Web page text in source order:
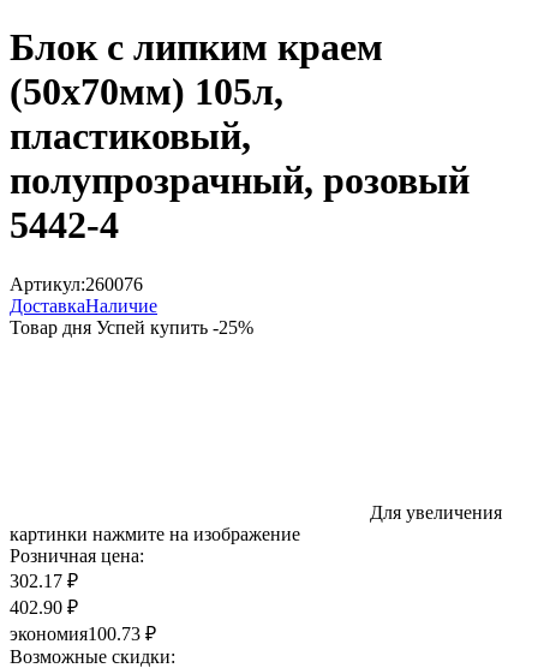
Блок с липким краем
(50х70мм) 105л,
пластиковый,
полупрозрачный, розовый
5442-4
Артикул:260076
ДоставкаНаличие
Товар дня Успей купить -25%
Для увеличения
картинки нажмите на изображение
Розничная цена:
302.17 ₽
402.90 ₽
экономия100.73 ₽
Возможные скидки: